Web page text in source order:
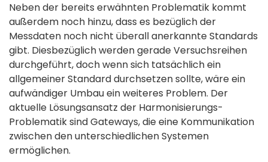
Neben der bereits erwähnten Problematik kommt
außerdem noch hinzu, dass es bezüglich der
Messdaten noch nicht überall anerkannte Standards
gibt. Diesbezüglich werden gerade Versuchsreihen
durchgeführt, doch wenn sich tatsächlich ein
allgemeiner Standard durchsetzen sollte, wäre ein
aufwändiger Umbau ein weiteres Problem. Der
aktuelle Lösungsansatz der Harmonisierungs-
Problematik sind Gateways, die eine Kommunikation
zwischen den unterschiedlichen Systemen
ermöglichen.